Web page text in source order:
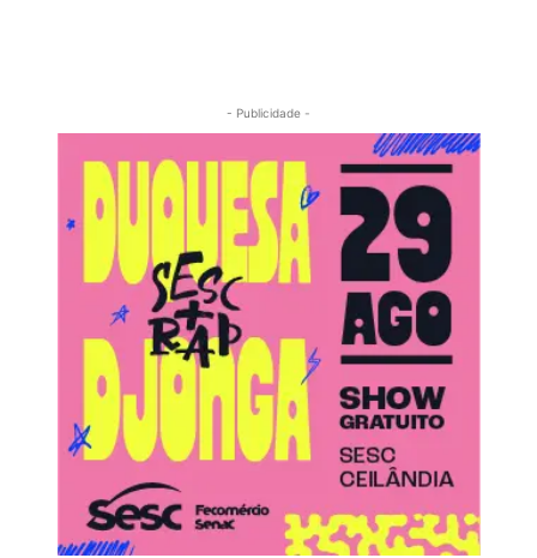
- Publicidade -